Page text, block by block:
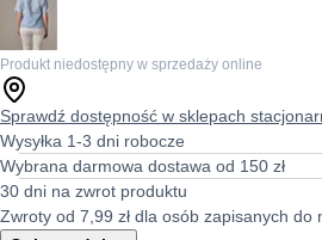
Produkt niedostępny w sprzedaży online
Sprawdź dostępność w sklepach
Wysyłka 1-3 dni robocze
Wybrana darmowa dostawa od 150 zł
30 dni na zwrot produktu
Zwroty od 7,99 zł dla osób zapisanych do